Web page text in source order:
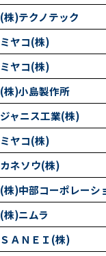
(株)テクノテック
ミヤコ(株)
ミヤコ(株)
(株)小島製作所
ジャニス工業(株)
ミヤコ(株)
カネソウ(株)
(株)中部コーポレーシ
(株)ニムラ
ＳＡＮＥＩ(株)